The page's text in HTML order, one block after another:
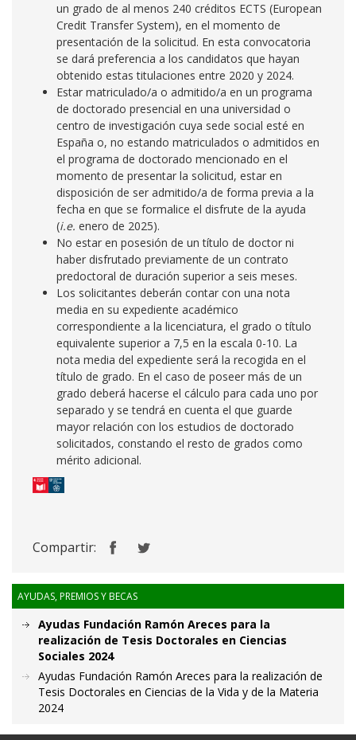
un grado de al menos 240 créditos ECTS (European
Credit Transfer System), en el momento de
presentación de la solicitud. En esta convocatoria
se dará preferencia a los candidatos que hayan
obtenido estas titulaciones entre 2020 y 2024.
Estar matriculado/a o admitido/a en un programa
de doctorado presencial en una universidad o
centro de investigación cuya sede social esté en
España o, no estando matriculados o admitidos en
el programa de doctorado mencionado en el
momento de presentar la solicitud, estar en
disposición de ser admitido/a de forma previa a la
fecha en que se formalice el disfrute de la ayuda
(i.e. enero de 2025).
No estar en posesión de un título de doctor ni
haber disfrutado previamente de un contrato
predoctoral de duración superior a seis meses.
Los solicitantes deberán contar con una nota
media en su expediente académico
correspondiente a la licenciatura, el grado o título
equivalente superior a 7,5 en la escala 0-10. La
nota media del expediente será la recogida en el
título de grado. En el caso de poseer más de un
grado deberá hacerse el cálculo para cada uno por
separado y se tendrá en cuenta el que guarde
mayor relación con los estudios de doctorado
solicitados, constando el resto de grados como
mérito adicional.
Compartir:
AYUDAS, PREMIOS Y BECAS
Ayudas Fundación Ramón Areces para la
realización de Tesis Doctorales en Ciencias
Sociales 2024
Ayudas Fundación Ramón Areces para la realización de
Tesis Doctorales en Ciencias de la Vida y de la Materia
2024